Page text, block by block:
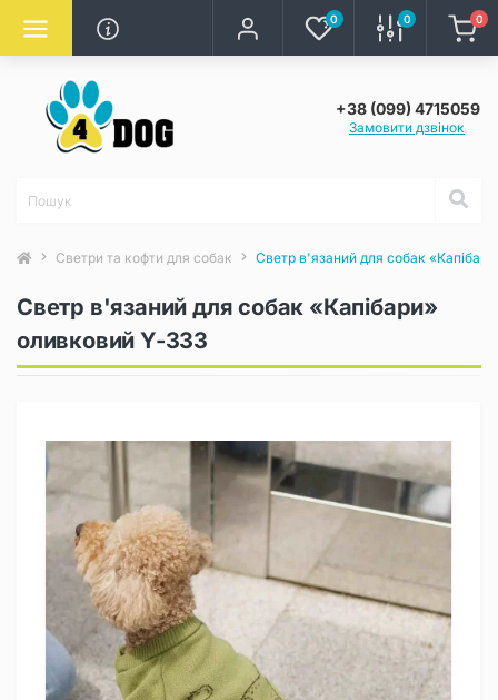
0 0 0
+38 (099) 4715059
Замовити дзвінок
Светри та кофти для собак Светр в'язаний для собак
Светр в'язаний для собак «Капібари»
оливковий Y-333